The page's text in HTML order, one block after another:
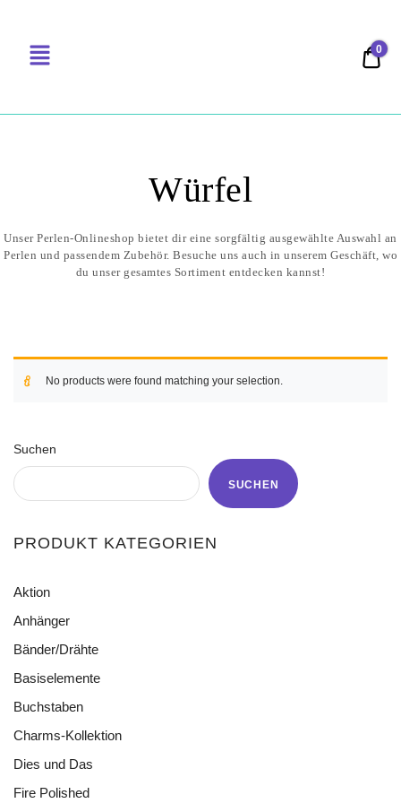
0
Würfel
No products were found matching your selection.
Suchen
SUCHEN
PRODUKT KATEGORIEN
Aktion
Anhänger
Acryl
Blättchen
Cat Eye
Charms Blumen
Charms Edelstahl
Charms Gold
Bänder/Drähte
Baumwollcordel
Buntes Gummiband
Draht
Elastikband
Elastischer Metallicfaden
Basiselemente
Divers
Oval
Ringe
Tropfen
Buchstaben
Charms-Kollektion
Anhänger
Ketten
Dies und Das
Fire Polished